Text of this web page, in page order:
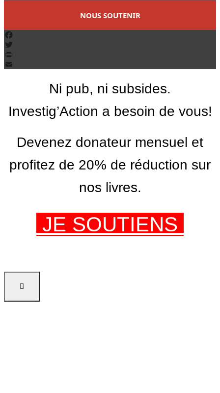
NOUS SOUTENIR
Facebook
Twitter
PrintFriendly
Ni pub, ni subsides.
Investig’Action a besoin de vous!
Devenez donateur mensuel et
profitez de 20% de réduction sur
nos livres.
JE SOUTIENS